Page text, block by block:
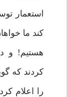
استعمار
كند ما
هستيم! و
كردند كه
را اعلام